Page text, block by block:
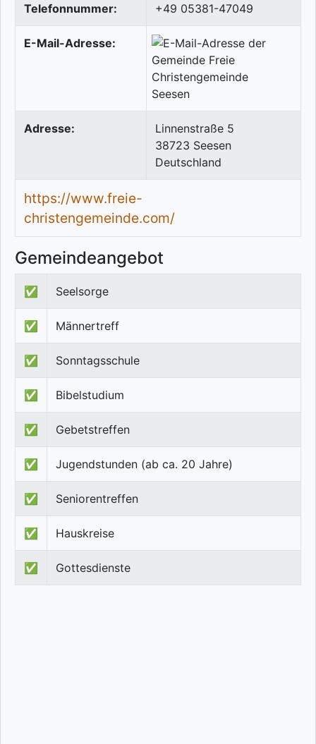
Telefonnummer: +49 05381-47049
E-Mail-Adresse:
Adresse:
Linnenstraße 5
38723 Seesen
Deutschland
https://www.freie-
christengemeinde.com/
Gemeindeangebot
✅ Seelsorge
✅ Männertreff
✅ Sonntagsschule
✅ Bibelstudium
✅ Gebetstreffen
✅ Jugendstunden (ab ca. 20 Jahre)
✅ Seniorentreffen
✅ Hauskreise
✅ Gottesdienste